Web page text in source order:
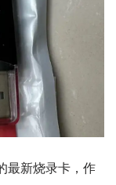
最新烧录卡，作